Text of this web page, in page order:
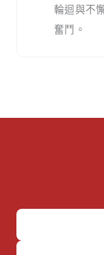
輪迴與不
奮鬥。